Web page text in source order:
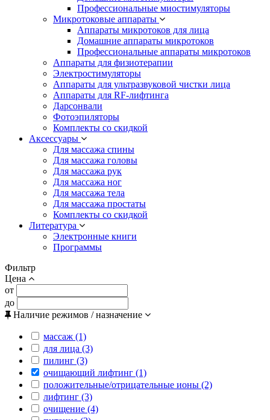
Профессиональные миостимуляторы
Микротоковые аппараты
Аппараты микротоков для лица
Домашние аппараты микротоков
Профессиональные аппараты микротоков
Аппараты для физиотерапии
Электростимуляторы
Аппараты для ультразвуковой чистки лица
Аппараты для RF-лифтинга
Дарсонвали
Фотоэпиляторы
Комплекты со скидкой
Аксессуары
Для массажа спины
Для массажа головы
Для массажа рук
Для массажа ног
Для массажа тела
Для массажа простаты
Комплекты со скидкой
Литература
Электронные книги
Программы
Фильтр
Цена
от
до
Наличие режимов / назначение
массаж (1)
для лица (3)
пилинг (3)
очищающий лифтинг (1)
положительные/отрицательные ионы (2)
лифтинг (3)
очищение (4)